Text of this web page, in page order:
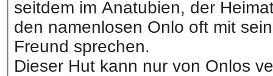
seitdem im Anatubien, der
den namenlosen Onlo oft mit
Freund sprechen.
Dieser Hut kann nur von Onlos